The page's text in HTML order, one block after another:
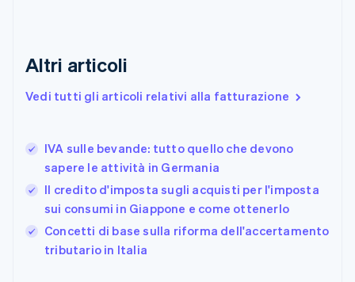
Altri articoli
Vedi tutti gli articoli relativi alla fatturazione
IVA sulle bevande: tutto quello che devono
sapere le attività in Germania
Il credito d'imposta sugli acquisti per l'imposta
sui consumi in Giappone e come ottenerlo
Concetti di base sulla riforma dell'accertamento
tributario in Italia
English
Estonia
Francia
Germania
DeutschEnglish
Giappone
Gibilterra
English